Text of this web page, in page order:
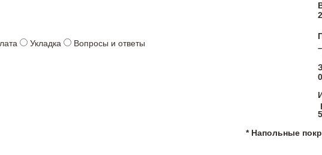
–
5
* Напольные
Укладка
Вопросы и ответы